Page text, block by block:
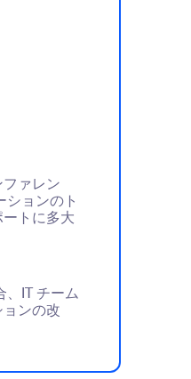
ァレン
ションのト
トに多大
、IT チーム
ンの改